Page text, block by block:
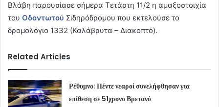
Βλάβη παρουσίασε σήμερα Τετάρτη 11/2 η αμαξοστοιχία
του Οδοντωτού Σιδηρόδρομου που εκτελούσε το
δρομολόγιο 1332 (Καλάβρυτα – Διακοπτό).
Related Articles
Ρέθυμνο: Πέντε νεαροί συνελήφθησαν για
επίθεση σε 51χρονο Βρετανό